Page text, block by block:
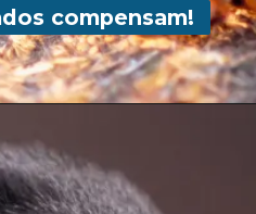
compensam!
compensam!